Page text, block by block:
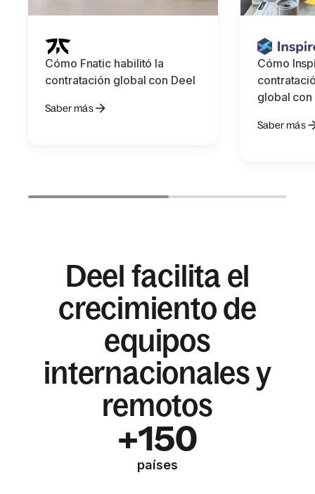
Cómo Fnatic habilitó la
contratación global con Deel
Saber más
Cómo
global con
Saber más
Deel facilita el
crecimiento de
equipos
internacionales y
remotos
+150
países